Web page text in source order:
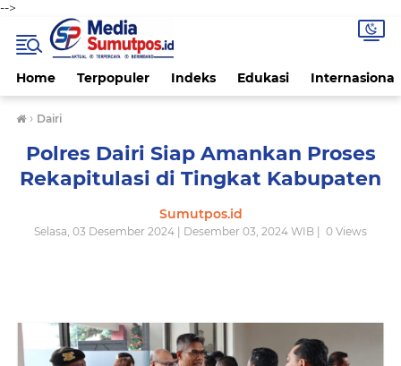
-->
Home Terpopuler Indeks Edukasi Internasional
› Dairi
Polres Dairi Siap Amankan Proses
Rekapitulasi di Tingkat Kabupaten
Sumutpos.id
Selasa, 03 Desember 2024 | Desember 03, 2024 WIB | 0 Views